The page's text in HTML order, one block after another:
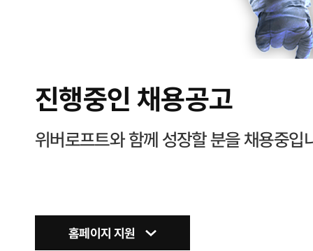
진행중인 채용공고
위버로프트와 함께 성장할 분을 채용중입
홈페이지 지원